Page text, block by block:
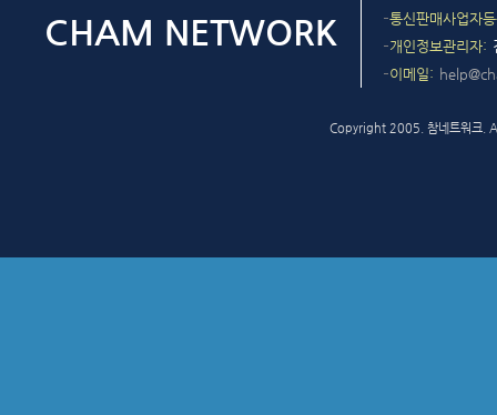
통신판매사업자
개인정보관리자
이메일
Copyright 2005. 참네트워크.